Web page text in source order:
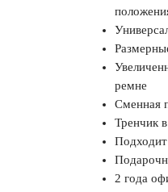
ремне
Сменная
Тренчик
2 года